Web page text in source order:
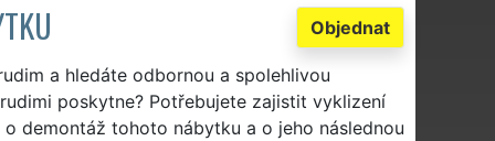
Objednat
a hledáte odbornou a spolehlivou
poskytne? Potřebujete zajistit vyklizení
demontáž tohoto nábytku a o jeho následnou